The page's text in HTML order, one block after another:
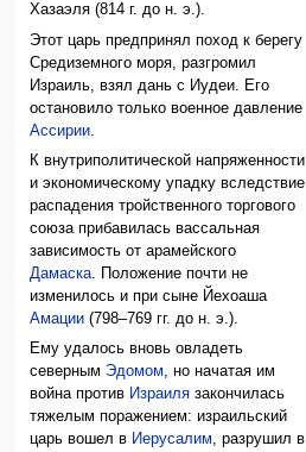
Хазаэля (814 г. до н. э.).
Этот царь предпринял поход к берегу
Средиземного моря, разгромил
Израиль, взял дань с Иудеи. Его
остановило только военное давление
Ассирии
К внутриполитической напряженности
и экономическому упадку вследствие
распадения тройственного торгового
союза прибавилась вассальная
зависимость от арамейского
Дамаска. Положение почти не
изменилось и при сыне Йехоаша
Амации (798–769 гг. до н. э.).
Ему удалось вновь овладеть
северным Эдомом, но начатая им
война против Израиля закончилась
тяжелым поражением: израильский
царь вошел в Иерусалим, разрушил в